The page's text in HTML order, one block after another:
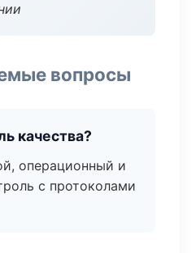
вопросы
качества?
операционный и
с протоколами